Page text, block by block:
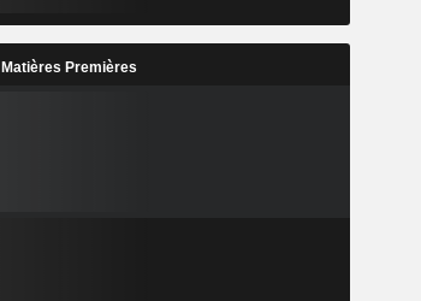
Matières Premières